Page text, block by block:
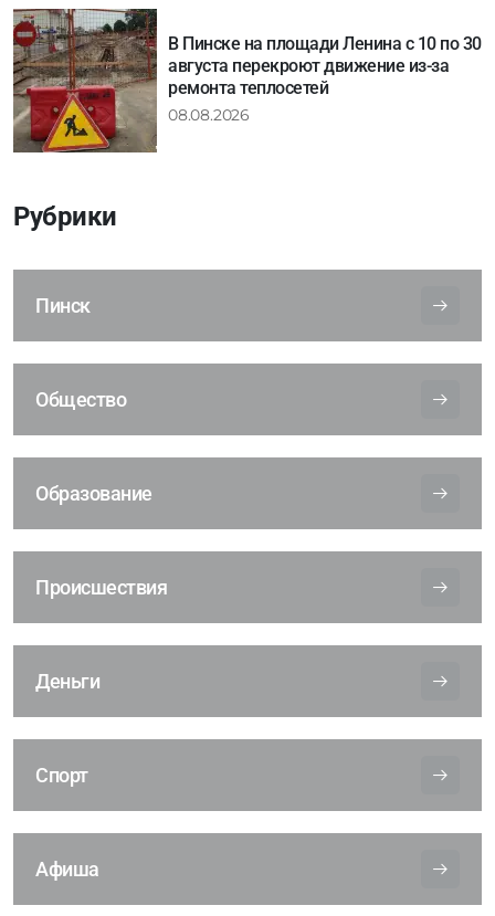
В Пинске на площади Ленина с 10 по 30
августа перекроют движение из-за
ремонта теплосетей
08.08.2026
Рубрики
Пинск
Общество
Образование
Происшествия
Деньги
Спорт
Афиша